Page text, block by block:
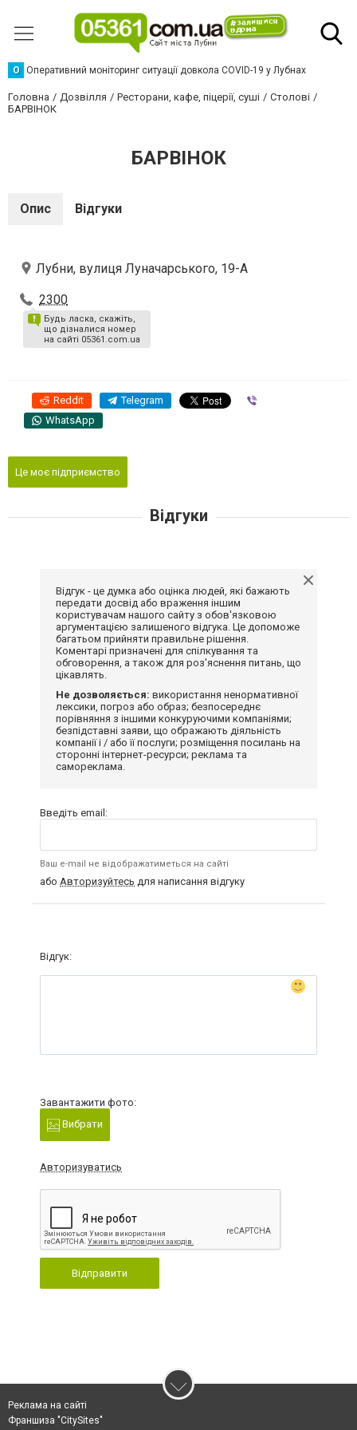
О Оперативний моніторинг ситуації довкола COVID-19 у Лубнах
Головна Дозвілля Ресторани, кафе, піцерії, суші
Столові
БАРВІНОК
БАРВІНОК
Опис Відгуки
Лубни, вулиця Луначарського, 19-А
2300
Будь ласка, скажіть,
що дізналися номер
на сайті 05361.com.ua
Reddit Telegram
WhatsApp
Це моє підприємство
Відгуки
Відгук - це думка або оцінка людей, які бажають
передати досвід або враження іншим
користувачам нашого сайту з обов'язковою
аргументацією залишеного відгука. Це допоможе
багатьом прийняти правильне рішення.
Коментарі призначені для спілкування та
обговорення, а також для роз'яснення питань, що
цікавлять.
Не дозволяється: використання ненормативної
лексики, погроз або образ; безпосереднє
порівняння з іншими конкуруючими компаніями;
безпідставні заяви, що ображають діяльність
компанії і / або її послуги; розміщення посилань на
сторонні інтернет-ресурси; реклама та
самореклама.
Введіть email:
Ваш e-mail не відображатиметься на сайті
або Авторизуйтесь для написання відгуку
Відгук:
Завантажити фото:
Вибрати
Авторизуватись
Відправити
Реклама на сайті
Франшиза "CitySites"